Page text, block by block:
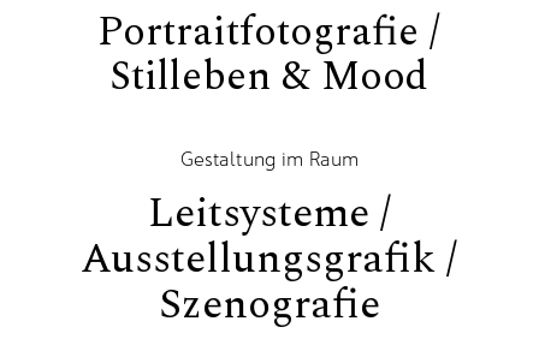
Portraitfotografie /
Stilleben & Mood
Gestaltung im Raum
Leitsysteme /
Ausstellungsgrafik /
Szenografie